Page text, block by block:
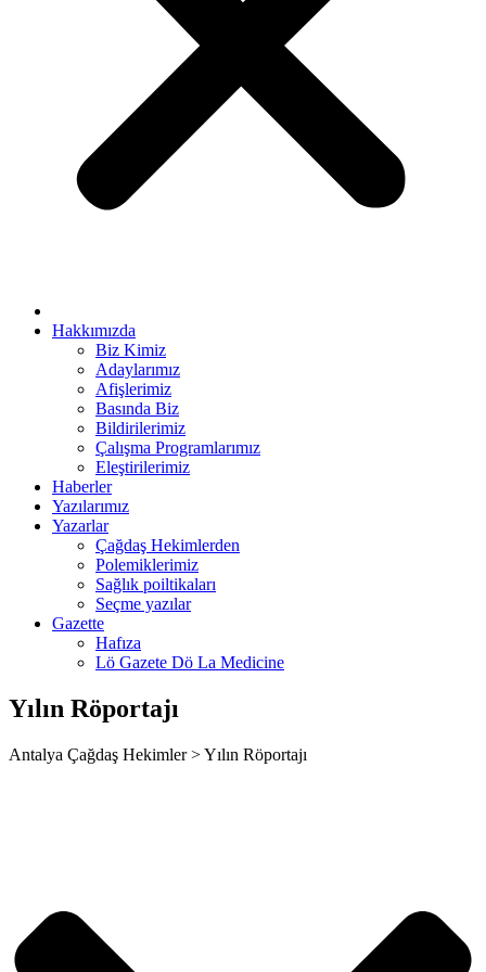
escort
Hakkımızda
Biz Kimiz
Adaylarımız
Afişlerimiz
Basında Biz
Bildirilerimiz
Çalışma Programlarımız
Eleştirilerimiz
Haberler
Yazılarımız
Yazarlar
Çağdaş Hekimlerden
Polemiklerimiz
Sağlık poiltikaları
Seçme yazılar
Gazette
Hafıza
Lö Gazete Dö La Medicine
Yılın Röportajı
Antalya Çağdaş Hekimler > Yılın Röportajı